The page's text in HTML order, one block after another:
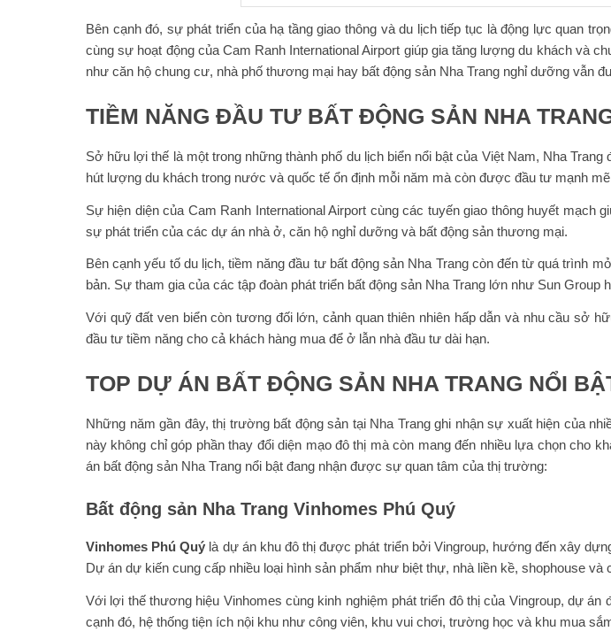
Bên cạnh đó, sự phát triển của hạ tầng giao thông và du lịch tiếp tục là động lực quan
cùng sự hoạt động của Cam Ranh International Airport giúp gia tăng lượng du khách và
như căn hộ chung cư, nhà phố thương mại hay bất động sản Nha Trang nghỉ dưỡng vẫn
TIỀM NĂNG ĐẦU TƯ BẤT ĐỘNG SẢN NHA
Sở hữu lợi thế là một trong những thành phố du lịch biển nổi bật của Việt Nam, Nha
hút lượng du khách trong nước và quốc tế ổn định mỗi năm mà còn được đầu tư mạnh
Sự hiện diện của Cam Ranh International Airport cùng các tuyến giao thông huyết
sự phát triển của các dự án nhà ở, căn hộ nghỉ dưỡng và bất động sản thương mại.
Bên cạnh yếu tố du lịch, tiềm năng đầu tư bất động sản Nha Trang còn đến từ quá trình
bản. Sự tham gia của các tập đoàn phát triển bất động sản Nha Trang lớn như Sun
Với quỹ đất ven biển còn tương đối lớn, cảnh quan thiên nhiên hấp dẫn và nhu cầu sở
đầu tư tiềm năng cho cả khách hàng mua để ở lẫn nhà đầu tư dài hạn.
TOP DỰ ÁN BẤT ĐỘNG SẢN NHA TRANG NỔI
Những năm gần đây, thị trường bất động sản tại Nha Trang ghi nhận sự xuất hiện của
này không chỉ góp phần thay đổi diện mạo đô thị mà còn mang đến nhiều lựa chọn
án bất động sản Nha Trang nổi bật đang nhận được sự quan tâm của thị trường:
Bất động sản Nha Trang Vinhomes Phú Quý
Vinhomes Phú Quý là dự án khu đô thị được phát triển bởi Vingroup, hướng đến xây
Dự án dự kiến cung cấp nhiều loại hình sản phẩm như biệt thự, nhà liền kề, shophouse
Với lợi thế thương hiệu Vinhomes cùng kinh nghiệm phát triển đô thị của Vingroup, dự
cạnh đó, hệ thống tiện ích nội khu như công viên, khu vui chơi, trường học và khu mua